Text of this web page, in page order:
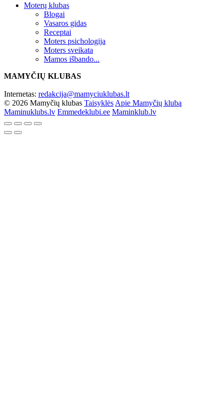
Moterų klubas
Blogai
Vasaros gidas
Receptai
Moters psichologija
Moters sveikata
Mamos išbando...
MAMYČIŲ KLUBAS
Internetas: redakcija@mamyciuklubas.lt
© 2026 Mamyčių klubas Taisyklės Apie Mamyčių klubą
Maminuklubs.lv Emmedeklubi.ee Maminklub.lv